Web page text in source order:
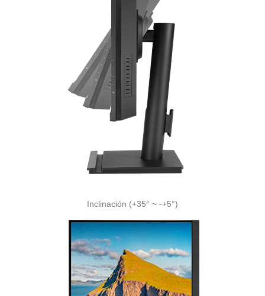
Inclinación (+35° ~ -+5°)